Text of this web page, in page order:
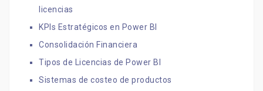
licencias
KPIs Estratégicos en Power BI
Consolidación Financiera
Tipos de Licencias de Power BI
Sistemas de costeo de productos